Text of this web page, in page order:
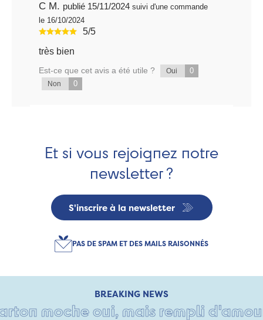
C M. publié 15/11/2024 suivi d'une commande
le 16/10/2024
5/5
très bien
Est-ce que cet avis a été utile ? Oui 0
Non 0
Et si vous rejoignez notre
newsletter ?
S'inscrire à la newsletter
PAS DE SPAM ET DES MAILS RAISONNÉS
BREAKING NEWS
moche oui, mais rempli d'amour